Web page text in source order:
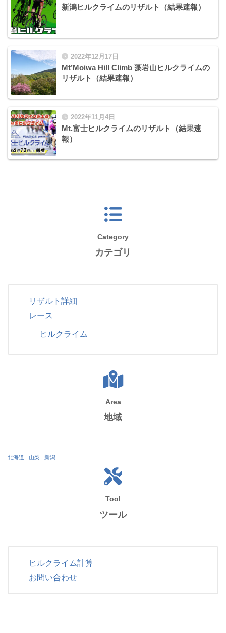
新潟ヒルクライムのリザルト（結果速報）
2022年12月17日
Mt’Moiwa Hill Climb 藻岩山ヒルクライムの
リザルト（結果速報）
2022年11月4日
Mt.富士ヒルクライムのリザルト（結果速
報）
Category
カテゴリ
リザルト詳細
レース
ヒルクライム
Area
地域
北海道 山梨 新潟
Tool
ツール
ヒルクライム計算
お問い合わせ